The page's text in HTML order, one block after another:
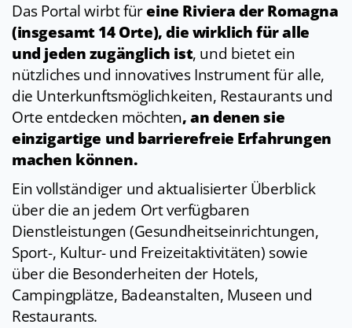
Das Portal wirbt füreine Riviera der Romagna
(insgesamt 14 Orte), die wirklich für alle
und jeden zugänglich ist, und bietet ein
nützliches und innovatives Instrument für alle,
die Unterkunftsmöglichkeiten, Restaurants und
Orte entdecken möchten, an denen sie
einzigartige und barrierefreie Erfahrungen
machen können.
Ein vollständiger und aktualisierter Überblick
über die an jedem Ort verfügbaren
Dienstleistungen (Gesundheitseinrichtungen,
Sport-, Kultur- und Freizeitaktivitäten) sowie
über die Besonderheiten der Hotels,
Campingplätze, Badeanstalten, Museen und
Restaurants.